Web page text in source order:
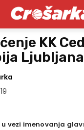
KK
Ljubljana
u vezi imenovanja